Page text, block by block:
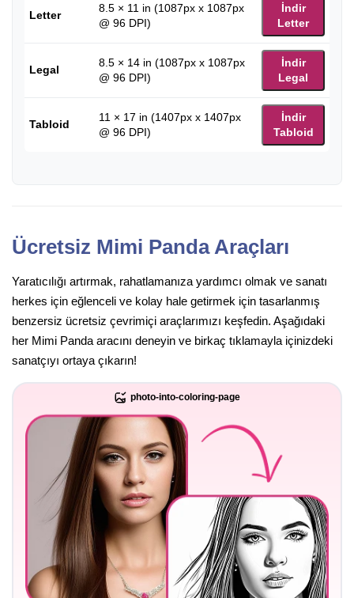
Letter
8.5 × 11 in (1087px x 1087px
@ 96 DPI)
İndir
Letter
Legal
8.5 × 14 in (1087px x 1087px
@ 96 DPI)
İndir
Legal
Tabloid
11 × 17 in (1407px x 1407px
@ 96 DPI)
İndir
Tabloid
Ücretsiz Mimi Panda Araçları
Yaratıcılığı artırmak, rahatlamanıza yardımcı olmak ve sanatı
herkes için eğlenceli ve kolay hale getirmek için tasarlanmış
benzersiz ücretsiz çevrimiçi araçlarımızı keşfedin. Aşağıdaki
her Mimi Panda aracını deneyin ve birkaç tıklamayla içinizdeki
sanatçıyı ortaya çıkarın!
photo-into-coloring-page